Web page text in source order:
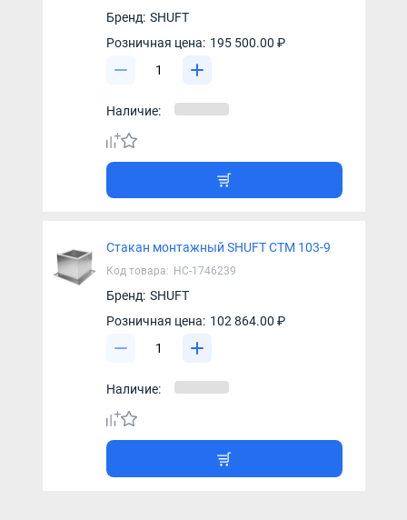
Бренд: SHUFT
Розничная цена: 195 500.00 ₽
Наличие:
Стакан монтажный SHUFT СТМ 103-9
Код товара: НС-1746239
Бренд: SHUFT
Розничная цена: 102 864.00 ₽
Наличие: